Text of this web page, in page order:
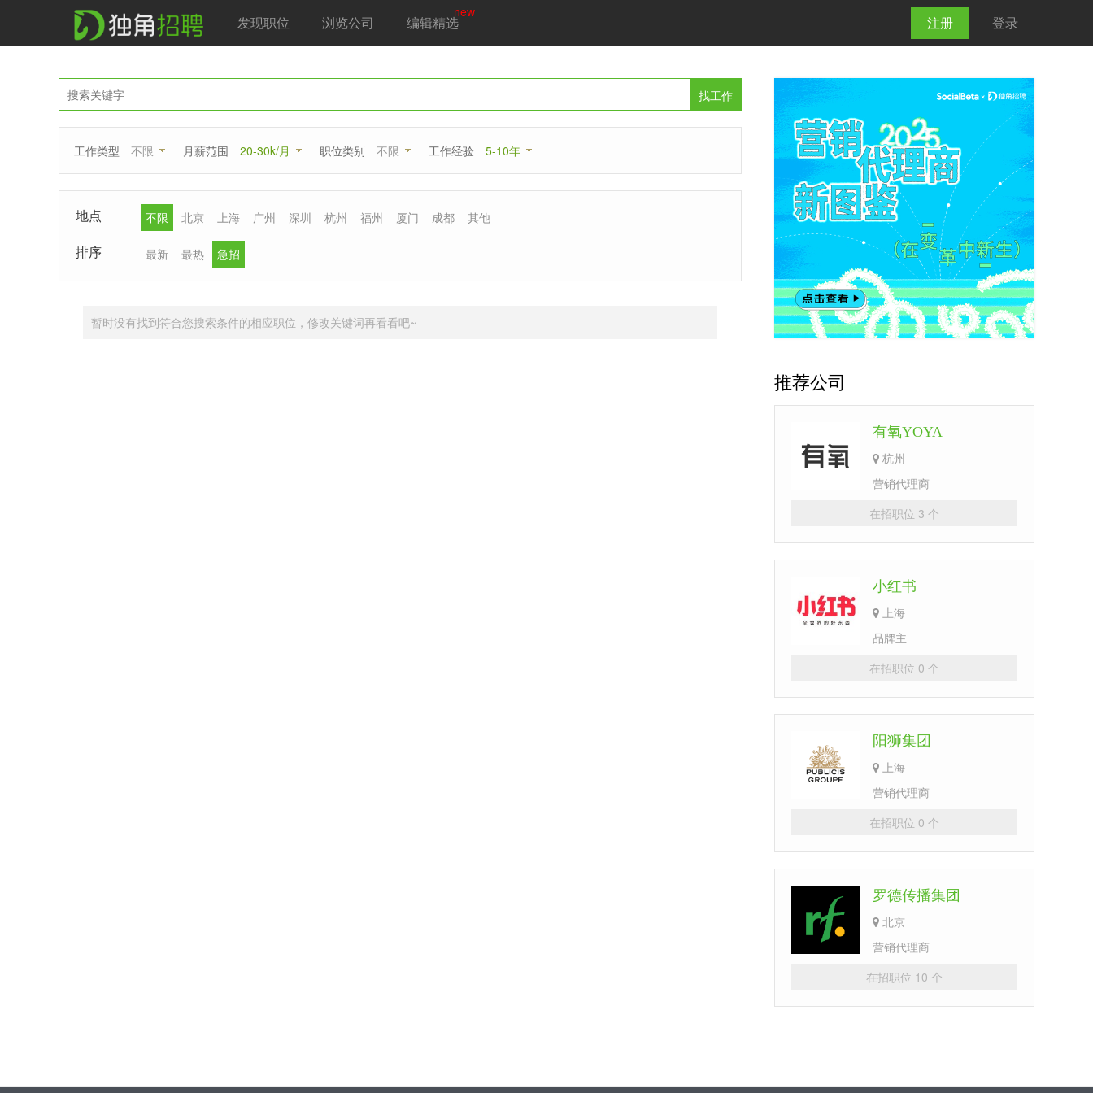
发现职位 浏览公司 编辑精选
new
注册 登录
找工作
工作类型 不限 月薪范围 20-30k/月 职位类别 不限 工作经验 5-10年
地点 不限 北京 上海 广州 深圳 杭州 福州 厦门 成都 其他
排序 最新 最热 急招
暂时没有找到符合您搜索条件的相应职位，修改关键词再看看吧~
推荐公司
有氧YOYA
杭州
营销代理商
在招职位 3 个
小红书
上海
品牌主
在招职位 0 个
阳狮集团
上海
营销代理商
在招职位 0 个
罗德传播集团
北京
营销代理商
在招职位 10 个